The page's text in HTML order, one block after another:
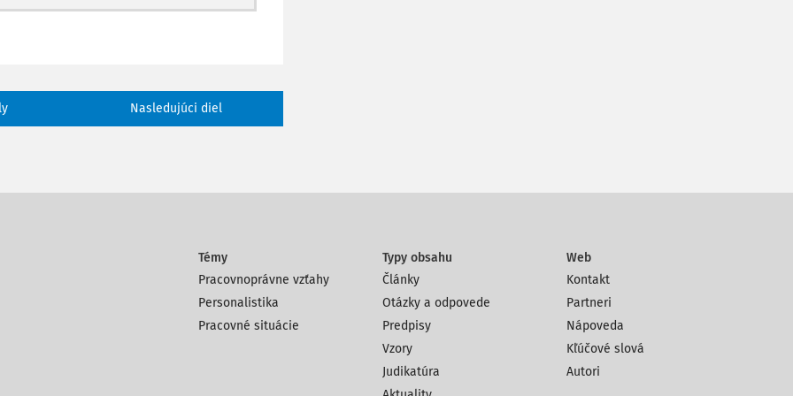
odberateľských termínov,
Nasledujúci diel
Témy
Pracovnoprávne vzťahy
Personalistika
Pracovné situácie
Typy obsahu
Články
Otázky a odpovede
Predpisy
Vzory
Judikatúra
Web
Kontakt
Partneri
Nápoveda
Kľúčové slová
Autori